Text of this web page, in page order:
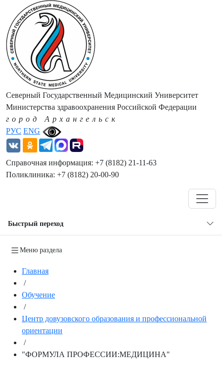
РУС ENG
Северный Государственный Медицинский Университет
Министерства здравоохранения Российской Федерации
город Архангельск
Справочная информация: +7 (8182) 21-11-63
Поликлиника: +7 (8182) 20-00-90
Быстрый переход
Меню раздела
Главная
/
Обучение
/
Центр довузовского образования и профессиональной
ориентации
/
"ФОРМУЛА ПРОФЕССИИ:МЕДИЦИНА"